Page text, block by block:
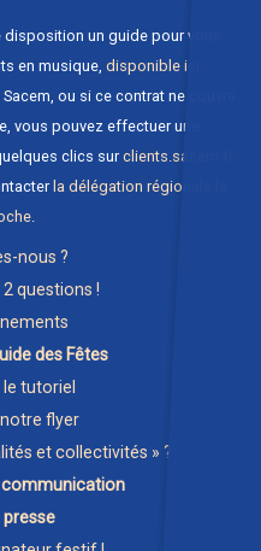
un guide pour vous
en musique, disponible ici
ou si ce contrat ne couvre
vous pouvez effectuer une
clics surclients.sacem.fr
la délégation régionale la
.
nous ?
questions !
des Fêtes
tutoriel
flyer
et collectivités » ?
communication
presse